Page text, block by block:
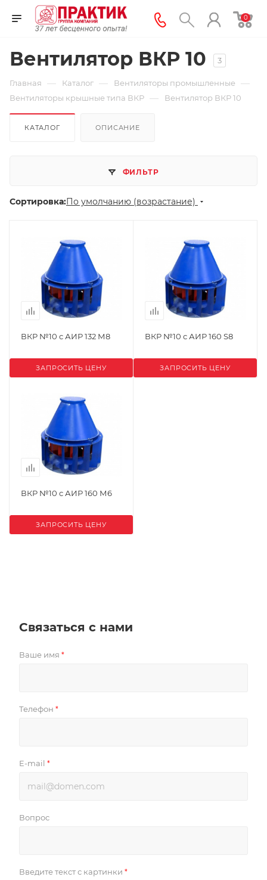
0
Вентилятор ВКР 10 3
Главная — Каталог — Вентиляторы промышленные —
Вентиляторы крышные типа ВКР — Вентилятор ВКР 10
КАТАЛОГ ОПИСАНИЕ
ФИЛЬТР
Сортировка:По умолчанию (возрастание)
ВКР №10 с АИР 132 М8
ЗАПРОСИТЬ ЦЕНУ
ВКР №10 с АИР 160 S8
ЗАПРОСИТЬ ЦЕНУ
ВКР №10 с АИР 160 М6
ЗАПРОСИТЬ ЦЕНУ
Связаться с нами
Ваше имя *
Телефон *
E-mail *
Вопрос
Введите текст с картинки *